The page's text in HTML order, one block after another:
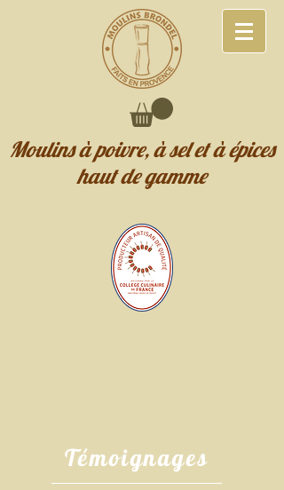
Moulins à poivre, à sel et à épices
haut de gamme
Témoignages